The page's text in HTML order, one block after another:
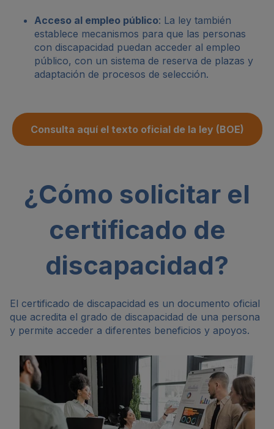
Acceso al empleo público: La ley también
establece mecanismos para que las personas
con discapacidad puedan acceder al empleo
público, con un sistema de reserva de plazas y
adaptación de procesos de selección.
Consulta aquí el texto oficial de la ley (BOE)
¿Cómo solicitar el
certificado de
discapacidad?
El certificado de discapacidad es un documento oficial
que acredita el grado de discapacidad de una persona
y permite acceder a diferentes beneficios y apoyos.